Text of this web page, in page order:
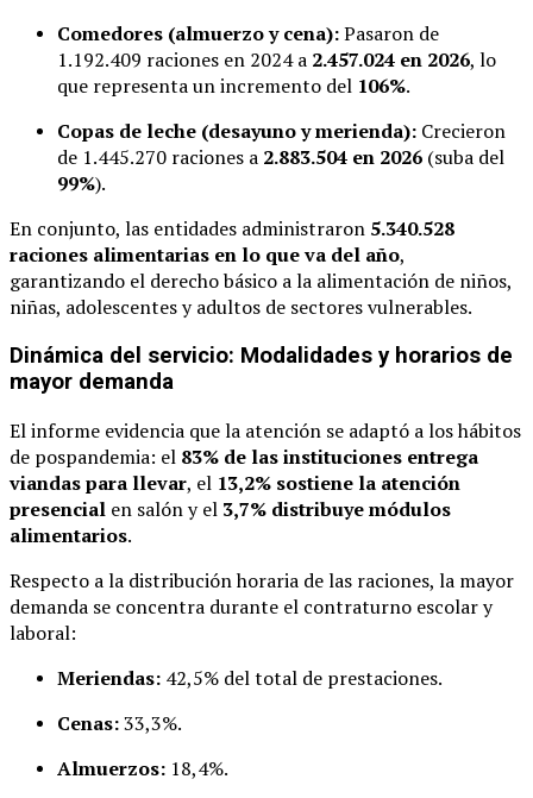
Comedores (almuerzo y cena):Pasaron de
1.192.409 raciones en 2024 a 2.457.024 en 2026, lo
que representa un incremento del 106%.
Copas de leche (desayuno y merienda): Crecieron
de 1.445.270 raciones a 2.883.504 en 2026 (suba del
99%).
En conjunto, las entidades administraron 5.340.528
raciones alimentarias en lo que va del año,
garantizando el derecho básico a la alimentación de niños,
niñas, adolescentes y adultos de sectores vulnerables.
Dinámica del servicio: Modalidades y horarios de
mayor demanda
El informe evidencia que la atención se adaptó a los hábitos
de pospandemia: el 83% de las instituciones entrega
viandas para llevar, el 13,2% sostiene la atención
presencial en salón y el 3,7% distribuye módulos
alimentarios.
Respecto a la distribución horaria de las raciones, la mayor
demanda se concentra durante el contraturno escolar y
laboral:
Meriendas: 42,5% del total de prestaciones.
Cenas:33,3%.
Almuerzos: 18,4%.